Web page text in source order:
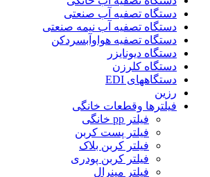
دستگاه تصفیه آب صنعتی
دستگاه تصفیه آب نیمه صنعتی
دستگاه تصفیه هواوآبسردکن
دستگاه دیونایزر
دستگاه کلرزن
دستگاههای EDI
رزین
فیلترها وقطعات خانگی
فیلتر pp خانگی
فیلتر پست کربن
فیلتر کربن بلاک
فیلتر کربن پودری
فیلتر مینرال